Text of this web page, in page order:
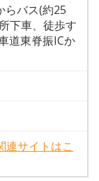
らバス(約25
下車、徒歩す
道東脊振ICか
連サイトはこ